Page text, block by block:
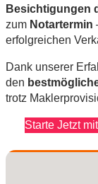
Besichtigungen
zum Notartermin
erfolgreichen
Dank unserer
den
trotz
Starte Jetzt